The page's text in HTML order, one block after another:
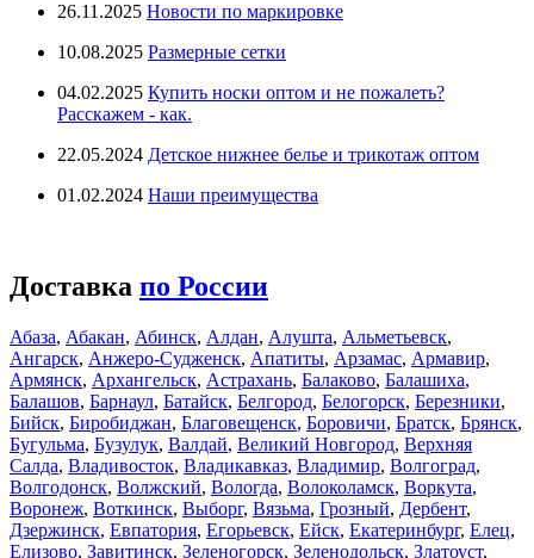
26.11.2025 Новости по маркировке
10.08.2025 Размерные сетки
04.02.2025 Купить носки оптом и не пожалеть?
Расскажем - как.
22.05.2024 Детское нижнее белье и трикотаж оптом
01.02.2024 Наши преимущества
Доставка по России
Абаза, Абакан, Абинск, Алдан, Алушта, Альметьевск,
Ангарск, Анжеро-Судженск, Апатиты, Арзамас, Армавир,
Армянск, Архангельск, Астрахань, Балаково, Балашиха,
Балашов, Барнаул, Батайск, Белгород, Белогорск, Березники,
Бийск, Биробиджан, Благовещенск, Боровичи, Братск, Брянск,
Бугульма, Бузулук, Валдай, Великий Новгород, Верхняя
Салда, Владивосток, Владикавказ, Владимир, Волгоград,
Волгодонск, Волжский, Вологда, Волоколамск, Воркута,
Воронеж, Воткинск, Выборг, Вязьма, Грозный, Дербент,
Дзержинск, Евпатория, Егорьевск, Ейск, Екатеринбург, Елец,
Елизово, Завитинск, Зеленогорск, Зеленодольск, Златоуст,